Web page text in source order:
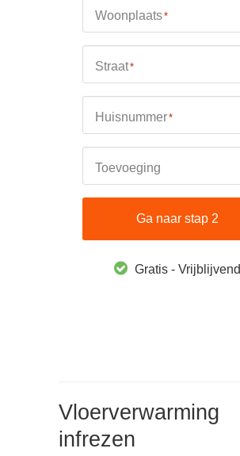
Woonplaats*
Straat*
Huisnummer*
Toevoeging
Ga naar stap 2
Gratis - Vrijblijvend
Vloerverwarming
infrezen